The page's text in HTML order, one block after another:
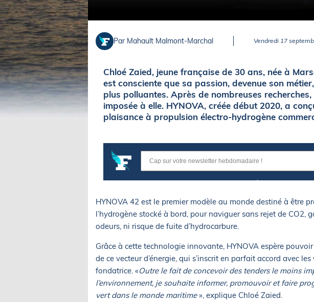
Par Mahault Malmont-Marchal Vendredi 17
Chloé Zaied, jeune française de 30 ans, née à
est consciente que sa passion, devenue son
plus polluantes. Après de nombreuses
imposée à elle. HYNOVA, créée début 2020, a
plaisance à propulsion électro-hydrogène
HYNOVA 42 est le premier modèle au monde destiné à être
l’hydrogène stocké à bord, pour naviguer sans rejet de CO2,
odeurs, ni risque de fuite d’hydrocarbure.
Grâce à cette technologie innovante, HYNOVA espère
de ce vecteur d’énergie, qui s’inscrit en parfait accord avec
fondatrice. «Outre le fait de concevoir des tenders le moins
l’environnement, je souhaite informer, promouvoir et faire
vert dans le monde maritime», explique Chloé Zaied.